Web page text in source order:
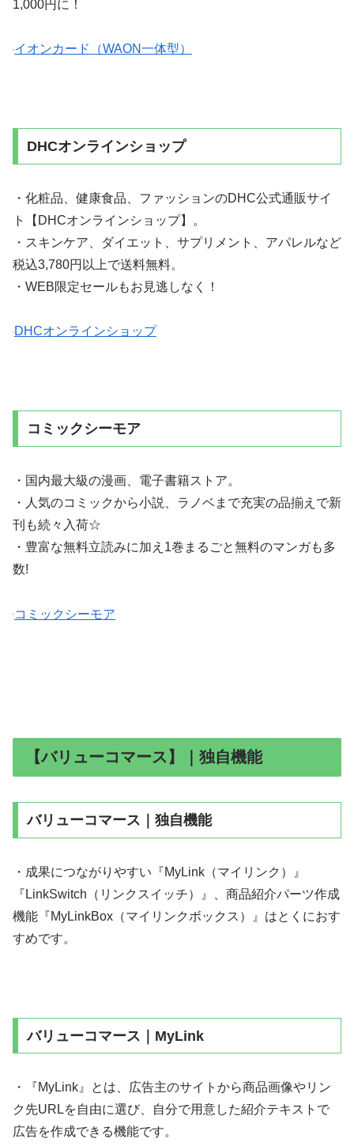
1,000円に！
イオンカード（WAON一体型）
DHCオンラインショップ
・化粧品、健康食品、ファッションのDHC公式通販サイ
ト【DHCオンラインショップ】。
・スキンケア、ダイエット、サプリメント、アパレルなど
税込3,780円以上で送料無料。
・WEB限定セールもお見逃しなく！
DHCオンラインショップ
コミックシーモア
・国内最大級の漫画、電子書籍ストア。
・人気のコミックから小説、ラノベまで充実の品揃えで新
刊も続々入荷☆
・豊富な無料立読みに加え1巻まるごと無料のマンガも多
数!
コミックシーモア
【バリューコマース】｜独自機能
バリューコマース｜独自機能
・成果につながりやすい『MyLink（マイリンク）』
『LinkSwitch（リンクスイッチ）』、商品紹介パーツ作成
機能『MyLinkBox（マイリンクボックス）』はとくにおす
すめです。
バリューコマース｜MyLink
・『MyLink』とは、広告主のサイトから商品画像やリン
ク先URLを自由に選び、自分で用意した紹介テキストで
広告を作成できる機能です。